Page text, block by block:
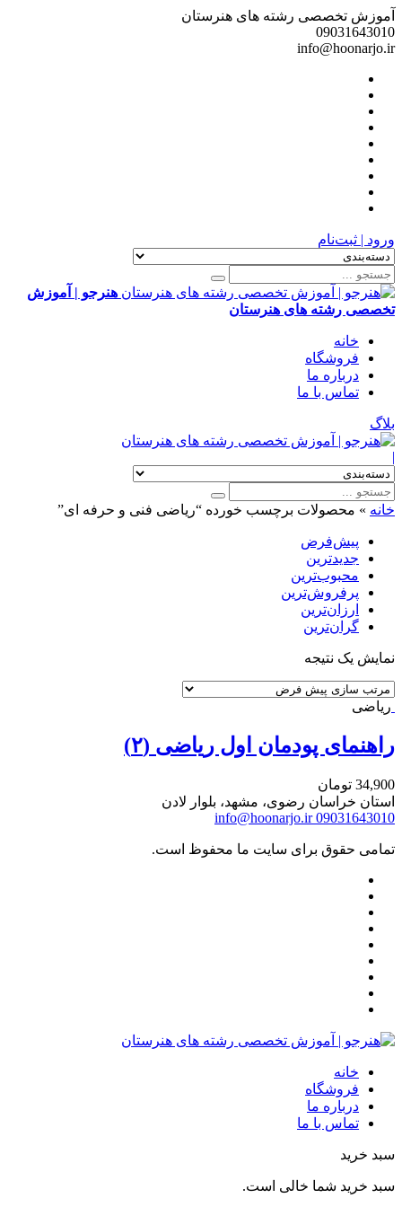
آموزش تخصصی رشته های هنرستان
09031643010
info@hoonarjo.ir
ورود | ثبت‌نام
هنرجو | آموزش
تخصصی رشته های هنرستان
خانه
فروشگاه
درباره ما
تماس با ما
بلاگ
|
خانه » محصولات برچسب خورده “ریاضی فنی و حرفه ای”
پیش‌فرض
جدیدترین
محبوب‌ترین
پرفروش‌ترین
ارزان‌ترین
گران‌ترین
نمایش یک نتیجه
ریاضی
راهنمای پودمان اول ریاضی (۲)
34,900 تومان
استان خراسان رضوی، مشهد، بلوار لادن
09031643010
info@hoonarjo.ir
تمامی حقوق برای سایت ما محفوظ است.
خانه
فروشگاه
درباره ما
تماس با ما
سبد خرید
سبد خرید شما خالی است.